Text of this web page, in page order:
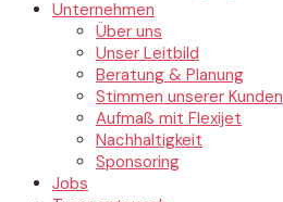
Unternehmen
Über uns
Unser Leitbild
Beratung & Planung
Stimmen unserer Kunden
Aufmaß mit Flexijet
Nachhaltigkeit
Sponsoring
Jobs